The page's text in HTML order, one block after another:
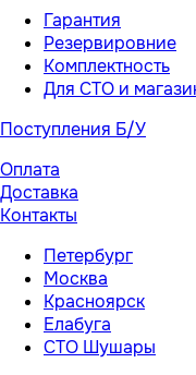
Гарантия
Резервировние
Комплектность
Для СТО и
Поступления Б/У
Оплата
Доставка
Контакты
Петербург
Москва
Красноярск
Елабуга
СТО Шушары